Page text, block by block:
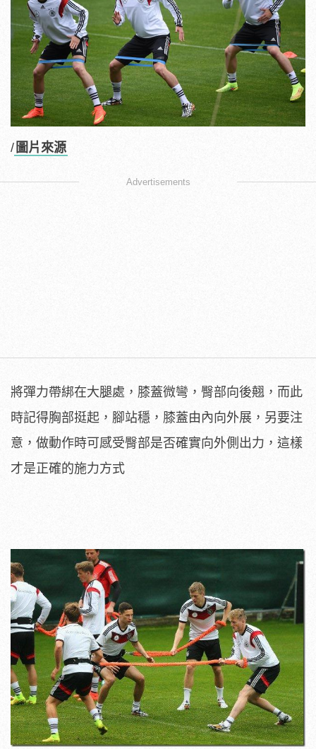
/ 圖片來源
Advertisements
將彈力帶綁在大腿處，膝蓋微彎，臀部向後翹，而此
時記得胸部挺起，腳站穩，膝蓋由內向外展，另要注
意，做動作時可感受臀部是否確實向外側出力，這樣
才是正確的施力方式